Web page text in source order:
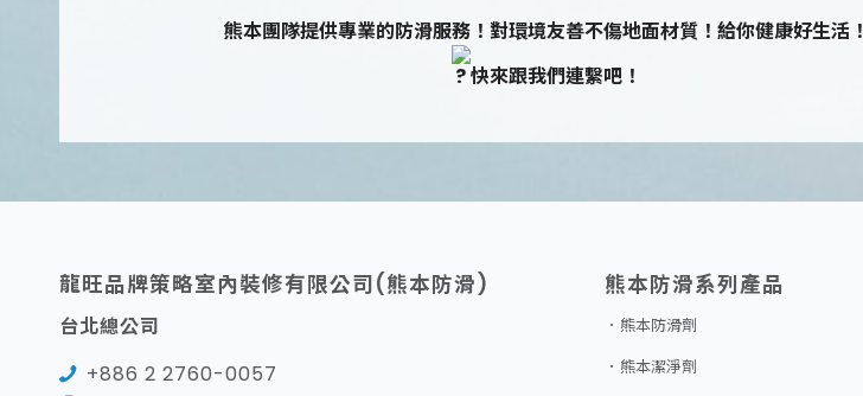
熊本團隊提供專業的防滑服務！對環境友善不傷地面材質！給你健康好生活！
快來跟我們連繫吧！
龍旺品牌策略室內裝修有限公司(熊本防滑)
台北總公司
+886 2 2760-0057
熊本防滑系列產品
．熊本防滑劑
．熊本潔淨劑